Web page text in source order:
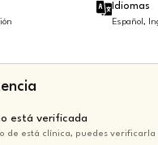
Idiomas
Español,
está verificada
de está clínica, puedes verificarla